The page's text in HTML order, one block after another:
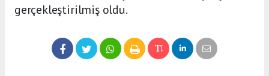
gerçekleştirilmiş oldu.